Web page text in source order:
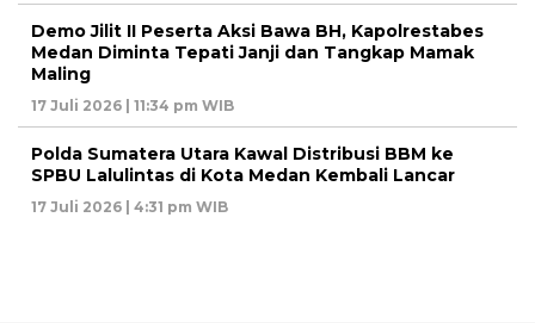
Demo Jilit II Peserta Aksi Bawa BH, Kapolrestabes
Medan Diminta Tepati Janji dan Tangkap Mamak
Maling
17 Juli 2026 | 11:34 pm WIB
Polda Sumatera Utara Kawal Distribusi BBM ke
SPBU Lalulintas di Kota Medan Kembali Lancar
17 Juli 2026 | 4:31 pm WIB